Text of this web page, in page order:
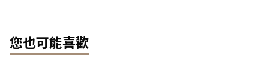
您也可能喜歡